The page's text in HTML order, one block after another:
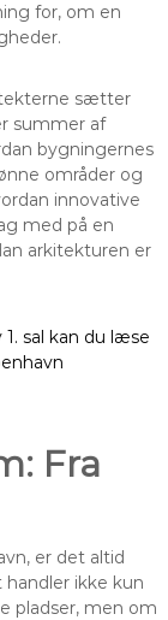
for, om en
sætter
summer af
bygningernes
områder og
innovative
med på en
arkitekturen er
sal kan du læse
Fra
er det altid
ikke kun
pladser, men om